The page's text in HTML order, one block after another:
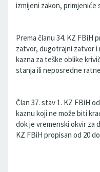
izmijeni zakon, primjeniće
Prema članu 34. KZ FBiH
zatvor, dugotrajni zatvor i
kazna za teške oblike
stanja ili neposredne
Član 37. stav 1. KZ FBiH
kaznu koji ne može biti
dok je vremenski okvir za
KZ FBiH propisan od 20